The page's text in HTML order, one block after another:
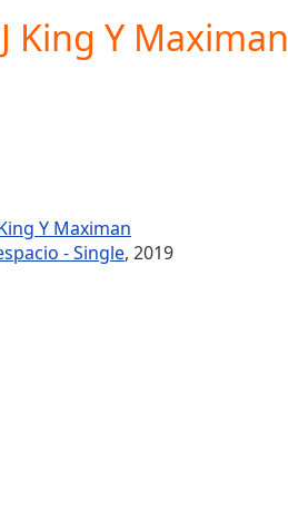
King Y
Y Maximan
- Single, 2019